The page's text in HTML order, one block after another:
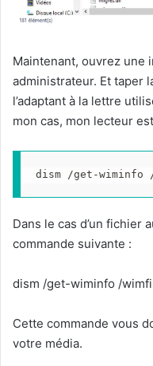
Maintenant, ouvrez une
administrateur. Et taper
l’adaptant à la lettre
mon cas, mon lecteur
dism /get-
Dans le cas d’un fichier
commande suivante :
dism /get-wiminfo /
Cette commande vous
votre média.